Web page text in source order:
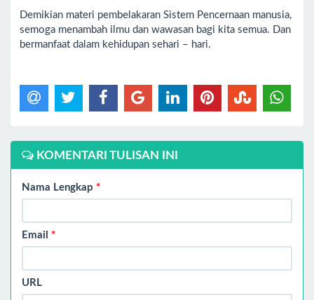
Demikian materi pembelakaran Sistem Pencernaan manusia,
semoga menambah ilmu dan wawasan bagi kita semua. Dan
bermanfaat dalam kehidupan sehari – hari.
KOMENTARI TULISAN INI
Nama Lengkap *
Email *
URL